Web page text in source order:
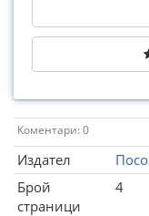
Коментари: 0
Издател
Брой
страници
4